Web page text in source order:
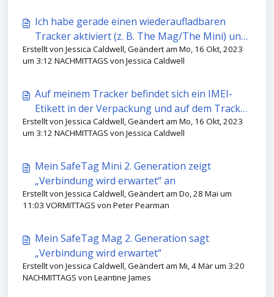
Ich habe gerade einen wiederaufladbaren
Tracker aktiviert (z. B. The Mag/The Mini) und
der Akku und die Standortbestimmung werden
langsam aktiviert.
Erstellt von Jessica Caldwell, Geändert am Mo, 16 Okt, 2023
um 3:12 NACHMITTAGS von Jessica Caldwell
Auf meinem Tracker befindet sich ein IMEI-
Etikett in der Verpackung und auf dem Tracker
ein anderes.
Erstellt von Jessica Caldwell, Geändert am Mo, 16 Okt, 2023
um 3:12 NACHMITTAGS von Jessica Caldwell
Mein SafeTag Mini 2. Generation zeigt
„Verbindung wird erwartet“ an
Erstellt von Jessica Caldwell, Geändert am Do, 28 Mai um
11:03 VORMITTAGS von Peter Pearman
Mein SafeTag Mag 2. Generation sagt
„Verbindung wird erwartet“
Erstellt von Jessica Caldwell, Geändert am Mi, 4 Mär um 3:20
NACHMITTAGS von Leantine James